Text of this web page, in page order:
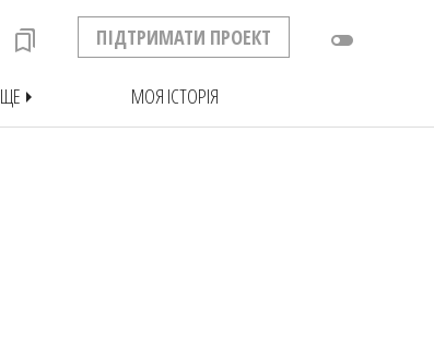
toggle_off
ПІДТРИМАТИ ПРОЕКТ
bookmarks
ЩЕarrow_right МОЯ ІСТОРІЯ